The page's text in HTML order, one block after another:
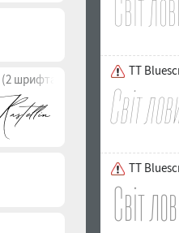
(2 шрифта)
TT
TT